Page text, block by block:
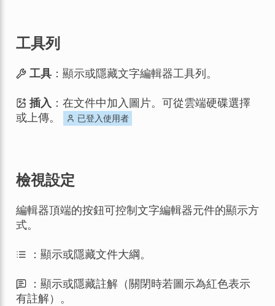
工具列
工具 ：顯示或隱藏文字編輯器工具列。
插入 ：在文件中加入圖片。可從雲端硬碟選擇
或上傳。
已登入使用者
檢視設定
編輯器頂端的按鈕可控制文字編輯器元件的顯示方
式。
：顯示或隱藏文件大綱。
：顯示或隱藏註解（關閉時若圖示為紅色表示
有註解）。